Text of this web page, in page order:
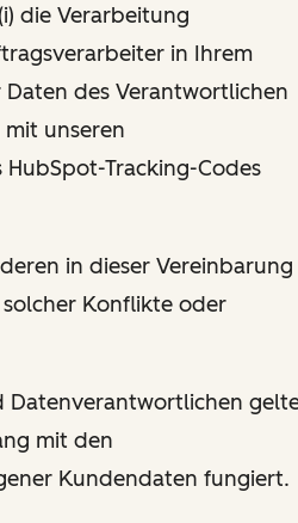
die Verarbeitung
in Ihrem
des Verantwortlichen
unseren
Tracking-Codes
in dieser Vereinbarung
Konflikte oder
Datenverantwortlichen
mit den
Kundendaten fungiert.